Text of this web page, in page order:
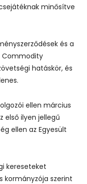
minősítve
és a
Commodity
hatáskör, és
ellen március
első ilyen jellegű
ellen az Egyesült
kereseteket
kormányzója szerint